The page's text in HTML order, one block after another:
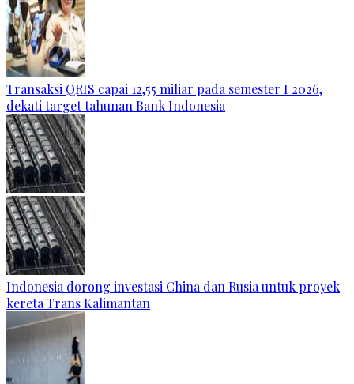
Transaksi QRIS capai 12,55 miliar pada semester I 2026,
dekati target tahunan Bank Indonesia
Indonesia dorong investasi China dan Rusia untuk proyek
kereta Trans Kalimantan